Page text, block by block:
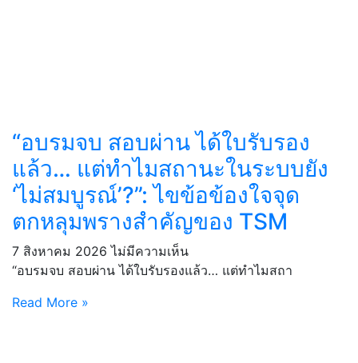
“อบรมจบ สอบผ่าน ได้ใบรับรอง
แล้ว… แต่ทำไมสถานะในระบบยัง
‘ไม่สมบูรณ์’?”: ไขข้อข้องใจจุด
ตกหลุมพรางสำคัญของ TSM
7 สิงหาคม 2026ไม่มีความเห็น
“อบรมจบ สอบผ่าน ได้ใบรับรองแล้ว… แต่ทำไมสถา
Read More »